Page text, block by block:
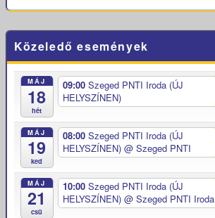
Közeledő események
MÁJ
18
hét
09:00 Szeged PNTI Iroda (ÚJ
HELYSZÍNEN)
MÁJ
19
ked
08:00 Szeged PNTI Iroda (ÚJ
HELYSZÍNEN) @ Szeged PNTI
MÁJ
21
csü
10:00 Szeged PNTI Iroda (ÚJ
HELYSZÍNEN) @ Szeged PNTI Iroda